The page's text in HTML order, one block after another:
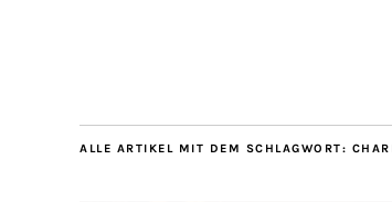
ALLE ARTIKEL MIT DEM SCHLAGWORT: